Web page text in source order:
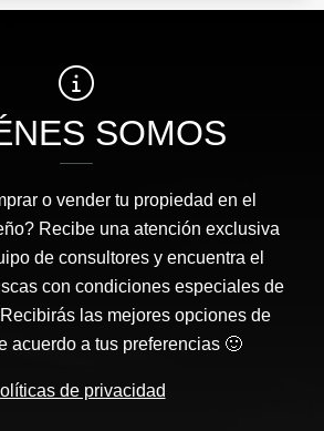
SOMOS
o vender tu propiedad en el
Recibe una atención exclusiva
de consultores y encuentra el
con condiciones especiales de
las mejores opciones de
acuerdo a tus preferencias 🙂
de privacidad